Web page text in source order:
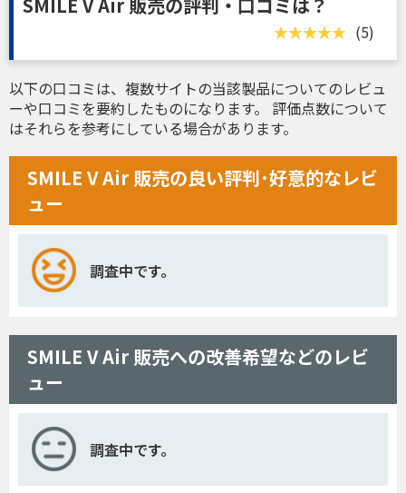
(5)
以下の口コミは、複数サイトの当該製品についてのレビュ
ーや口コミを要約したものになります。 評価点数について
はそれらを参考にしている場合があります。
SMILE V Air 販売の良い評判･好意的なレビ
ュー
調査中です。
SMILE V Air 販売への改善希望などのレビ
ュー
調査中です。